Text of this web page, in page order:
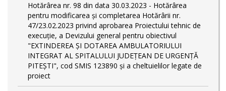
Hotărârea nr. 98 din data 30.03.2023 - Hotărârea
pentru modificarea și completarea Hotărârii nr.
47/23.02.2023 privind aprobarea Proiectului tehnic de
execuție, a Devizului general pentru obiectivul
"EXTINDEREA ȘI DOTAREA AMBULATORIULUI
INTEGRAT AL SPITALULUI JUDEȚEAN DE URGENȚĂ
PITEȘTI", cod SMIS 123890 și a cheltuielilor legate de
proiect